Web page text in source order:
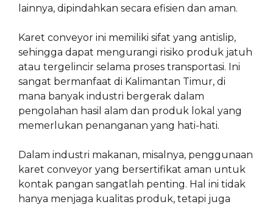
lainnya, dipindahkan secara efisien dan aman.
Karet conveyor ini memiliki sifat yang antislip,
sehingga dapat mengurangi risiko produk jatuh
atau tergelincir selama proses transportasi. Ini
sangat bermanfaat di Kalimantan Timur, di
mana banyak industri bergerak dalam
pengolahan hasil alam dan produk lokal yang
memerlukan penanganan yang hati-hati.
Dalam industri makanan, misalnya, penggunaan
karet conveyor yang bersertifikat aman untuk
kontak pangan sangatlah penting. Hal ini tidak
hanya menjaga kualitas produk, tetapi juga